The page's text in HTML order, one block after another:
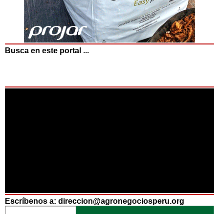
Busca en este portal ...
Escríbenos a: direccion@agronegociosperu.org